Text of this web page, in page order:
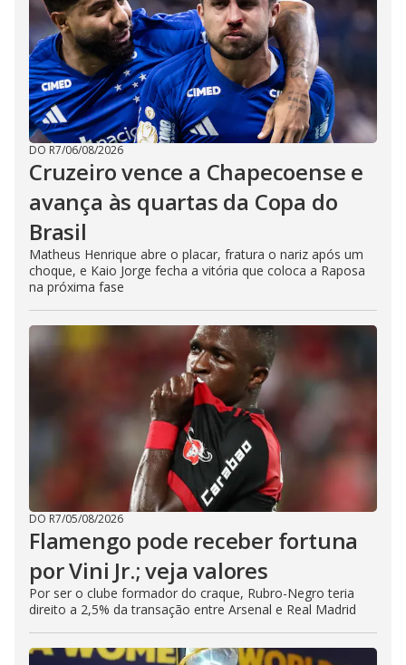
DO R7/06/08/2026
Cruzeiro vence a Chapecoense e
avança às quartas da Copa do
Brasil
Matheus Henrique abre o placar, fratura o nariz após um
choque, e Kaio Jorge fecha a vitória que coloca a Raposa
na próxima fase
DO R7/05/08/2026
Flamengo pode receber fortuna
por Vini Jr.; veja valores
Por ser o clube formador do craque, Rubro-Negro teria
direito a 2,5% da transação entre Arsenal e Real Madrid